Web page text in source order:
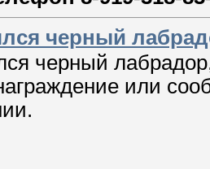
черный
черный
или